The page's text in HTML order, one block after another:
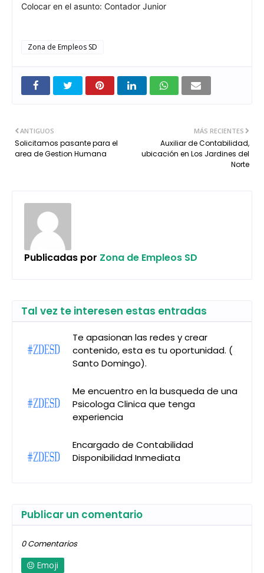
Colocar en el asunto: Contador Junior
Zona de Empleos SD
MÁS RECIENTES
Auxiliar de Contabilidad,
ubicación en Los Jardines del
Norte
ANTIGUOS
Solicitamos pasante para el
area de Gestion Humana
Publicadas por Zona de Empleos SD
Tal vez te interesen estas entradas
Te apasionan las redes y crear
contenido, esta es tu oportunidad. (
Santo Domingo).
Me encuentro en la busqueda de una
Psicologa Clinica que tenga
experiencia
Encargado de Contabilidad
Disponibilidad Inmediata
Publicar un comentario
0 Comentarios
Emoji